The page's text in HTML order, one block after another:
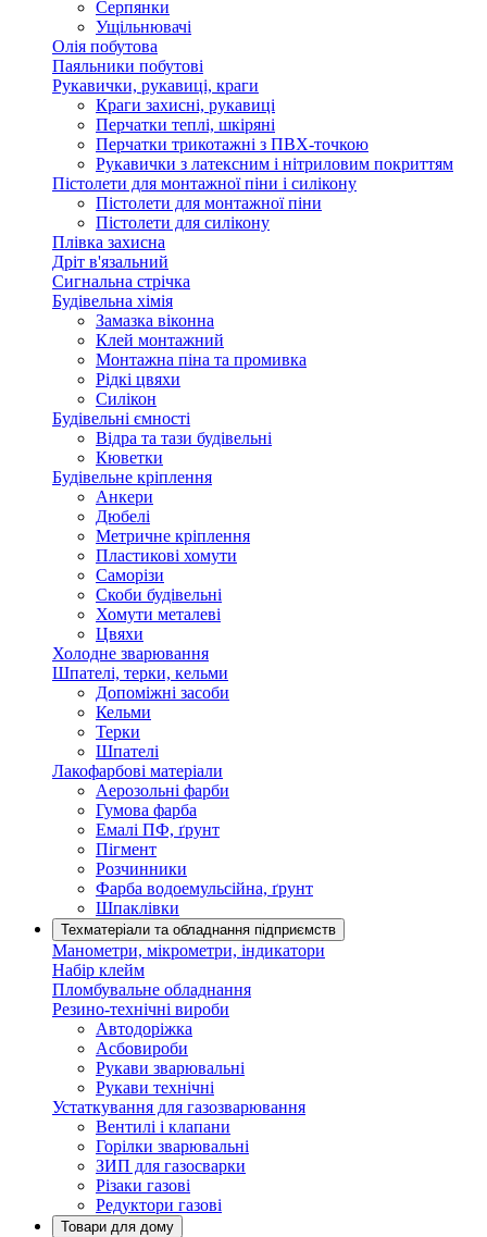
Серпянки
Ущільнювачі
Олія побутова
Паяльники побутові
Рукавички, рукавиці, краги
Краги захисні, рукавиці
Перчатки теплі, шкіряні
Перчатки трикотажні з ПВХ-точкою
Рукавички з латексним і нітриловим покриттям
Пістолети для монтажної піни і силікону
Пістолети для монтажної піни
Пістолети для силікону
Плівка захисна
Дріт в'язальний
Сигнальна стрічка
Будівельна хімія
Замазка віконна
Клей монтажний
Монтажна піна та промивка
Рідкі цвяхи
Силікон
Будівельні ємності
Відра та тази будівельні
Кюветки
Будівельне кріплення
Анкери
Дюбелі
Метричне кріплення
Пластикові хомути
Саморізи
Скоби будівельні
Хомути металеві
Цвяхи
Холодне зварювання
Шпателі, терки, кельми
Допоміжні засоби
Кельми
Терки
Шпателі
Лакофарбові матеріали
Аерозольні фарби
Гумова фарба
Емалі ПФ, ґрунт
Пігмент
Розчинники
Фарба водоемульсійна, ґрунт
Шпаклівки
Техматеріали та обладнання підприємств
Манометри, мікрометри, індикатори
Набір клейм
Пломбувальне обладнання
Резино-технічні вироби
Автодоріжка
Асбовироби
Рукави зварювальні
Рукави технічні
Устаткування для газозварювання
Вентилі і клапани
Горілки зварювальні
ЗИП для газосварки
Різаки газові
Редуктори газові
Товари для дому